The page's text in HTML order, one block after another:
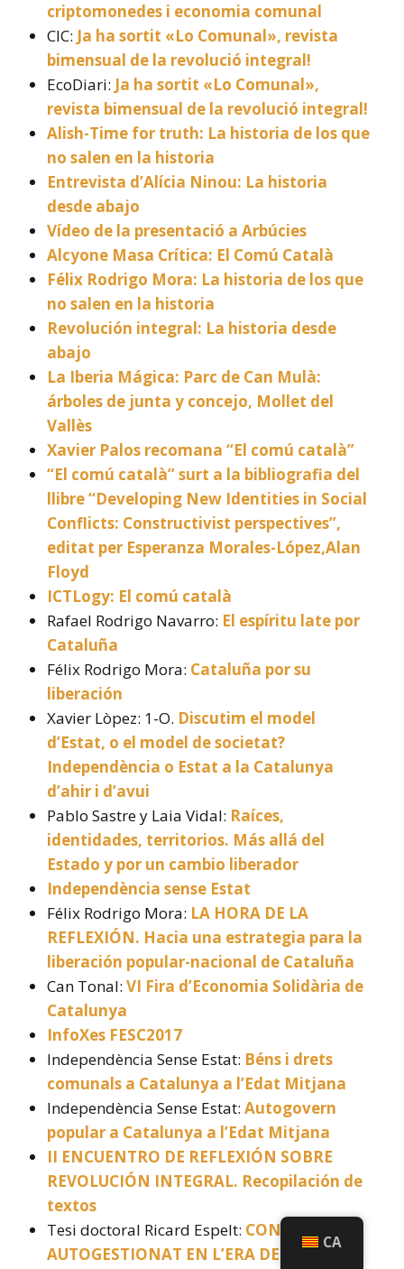
criptomonedes i economia comunal
CIC: Ja ha sortit «Lo Comunal», revista
bimensual de la revolució integral!
EcoDiari: Ja ha sortit «Lo Comunal»,
revista bimensual de la revolució integral!
Alish-Time for truth: La historia de los que
no salen en la historia
Entrevista d’Alícia Ninou: La historia
desde abajo
Vídeo de la presentació a Arbúcies
Alcyone Masa Crítica: El Comú Català
Félix Rodrigo Mora: La historia de los que
no salen en la historia
Revolución integral: La historia desde
abajo
La Iberia Mágica: Parc de Can Mulà:
árboles de junta y concejo, Mollet del
Vallès
Xavier Palos recomana “El comú català”
“El comú català” surt a la bibliografia del
llibre “Developing New Identities in Social
Conflicts: Constructivist perspectives”,
editat per Esperanza Morales-López,Alan
Floyd
ICTLogy: El comú català
Rafael Rodrigo Navarro: El espíritu late por
Cataluña
Félix Rodrigo Mora: Cataluña por su
liberación
Xavier Lòpez: 1-O. Discutim el model
d’Estat, o el model de societat?
Independència o Estat a la Catalunya
d’ahir i d’avui
Pablo Sastre y Laia Vidal: Raíces,
identidades, territorios. Más allá del
Estado y por un cambio liberador
Independència sense Estat
Félix Rodrigo Mora: LA HORA DE LA
REFLEXIÓN. Hacia una estrategia para la
liberación popular-nacional de Cataluña
Can Tonal: VI Fira d’Economia Solidària de
Catalunya
InfoXes FESC2017
Independència Sense Estat: Béns i drets
comunals a Catalunya a l’Edat Mitjana
Independència Sense Estat: Autogovern
popular a Catalunya a l’Edat Mitjana
II ENCUENTRO DE REFLEXIÓN SOBRE
REVOLUCIÓN INTEGRAL. Recopilación de
textos
Tesi doctoral Ricard Espelt: CONSUM
AUTOGESTIONAT EN L’ERA DE LA
CA